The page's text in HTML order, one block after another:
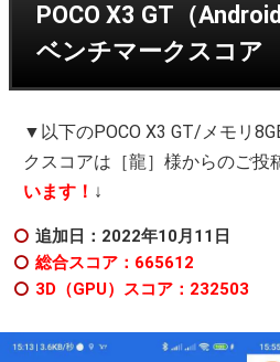
POCO X3 GT（
ベンチマークスコア
▼以下のPOCO X3 GT/メモリ
クスコアは［龍］様からのご投
います！ ↓
追加日：2022年10月11日
総合スコア：665612
3D（GPU）スコア：232503